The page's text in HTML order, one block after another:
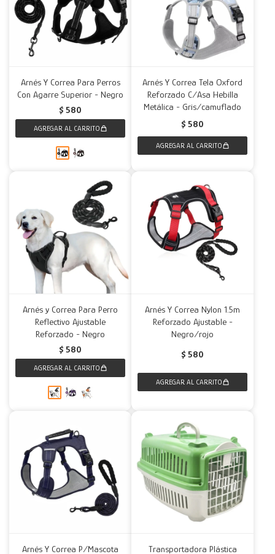
Arnés Y Correa Para Perros
Con Agarre Superior - Negro
$ 580
Arnés Y Correa Tela Oxford
Reforzado C/Asa Hebilla
Metálica - Gris/camuflado
$ 580
Arnés y Correa Para Perro
Reflectivo Ajustable
Reforzado - Negro
$ 580
Arnés Y Correa Nylon 1.5m
Reforzado Ajustable -
Negro/rojo
$ 580
Arnés Y Correa P/Mascota Transportadora Plástica